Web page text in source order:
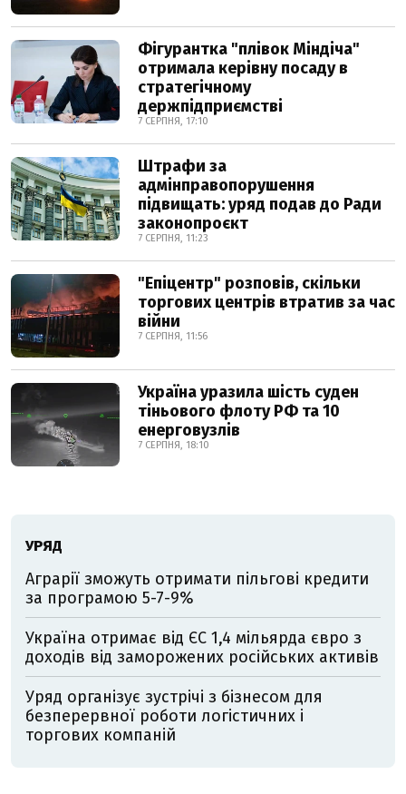
Фігурантка "плівок Міндіча"
отримала керівну посаду в
стратегічному
держпідприємстві
7 СЕРПНЯ, 17:10
Штрафи за
адмінправопорушення
підвищать: уряд подав до Ради
законопроєкт
7 СЕРПНЯ, 11:23
"Епіцентр" розповів, скільки
торгових центрів втратив за час
війни
7 СЕРПНЯ, 11:56
Україна уразила шість суден
тіньового флоту РФ та 10
енерговузлів
7 СЕРПНЯ, 18:10
УРЯД
Аграрії зможуть отримати пільгові кредити
за програмою 5-7-9%
Україна отримає від ЄС 1,4 мільярда євро з
доходів від заморожених російських активів
Уряд організує зустрічі з бізнесом для
безперервної роботи логістичних і
торгових компаній